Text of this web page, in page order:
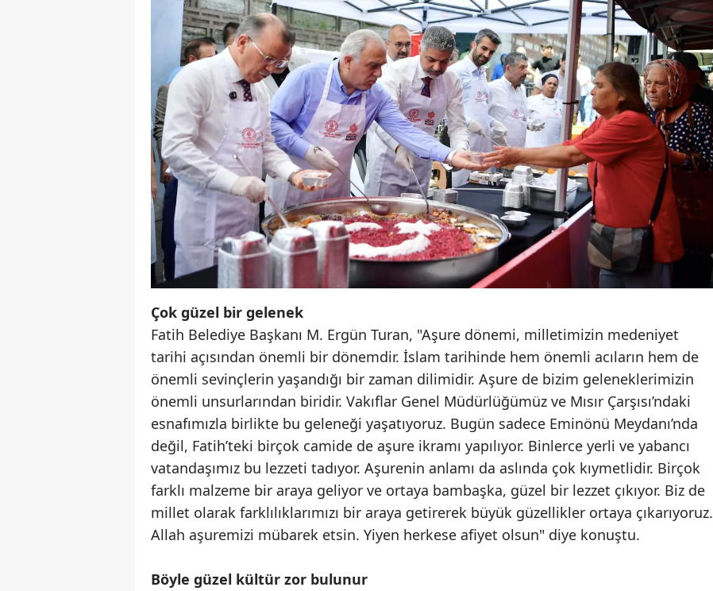
Çok güzel bir gelenek
Fatih Belediye Başkanı M. Ergün Turan, "Aşure dönemi, milletimizin medeniyet
tarihi açısından önemli bir dönemdir. İslam tarihinde hem önemli acıların hem de
önemli sevinçlerin yaşandığı bir zaman dilimidir. Aşure de bizim geleneklerimizin
önemli unsurlarından biridir. Vakıflar Genel Müdürlüğümüz ve Mısır Çarşısı’ndaki
esnafımızla birlikte bu geleneği yaşatıyoruz. Bugün sadece Eminönü Meydanı’nda
değil, Fatih’teki birçok camide de aşure ikramı yapılıyor. Binlerce yerli ve yabancı
vatandaşımız bu lezzeti tadıyor. Aşurenin anlamı da aslında çok kıymetlidir. Birçok
farklı malzeme bir araya geliyor ve ortaya bambaşka, güzel bir lezzet çıkıyor. Biz de
millet olarak farklılıklarımızı bir araya getirerek büyük güzellikler ortaya çıkarıyoruz.
Allah aşuremizi mübarek etsin. Yiyen herkese afiyet olsun" diye konuştu.
Böyle güzel kültür zor bulunur